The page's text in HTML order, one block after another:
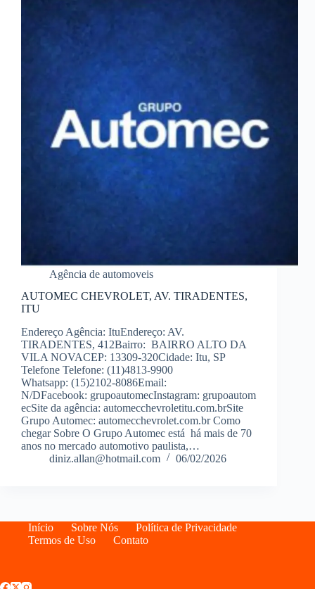
Agência de automoveis
AUTOMEC CHEVROLET, AV. TIRADENTES,
ITU
Endereço Agência: ItuEndereço: AV.
TIRADENTES, 412Bairro: BAIRRO ALTO DA
VILA NOVACEP: 13309-320Cidade: Itu, SP
Telefone Telefone: (11)4813-9900
Whatsapp: (15)2102-8086Email:
N/DFacebook: grupoautomecInstagram: grupoautom
ecSite da agência: automecchevroletitu.com.brSite
Grupo Automec: automecchevrolet.com.br Como
chegar Sobre O Grupo Automec está há mais de 70
anos no mercado automotivo paulista,…
diniz.allan@hotmail.com
06/02/2026
Início Sobre Nós
Política de Privacidade
Termos de Uso
Contato